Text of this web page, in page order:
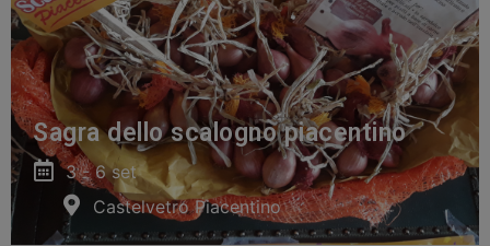
Sagra dello scalogno piacentino
3 - 6 set
Castelvetro Piacentino